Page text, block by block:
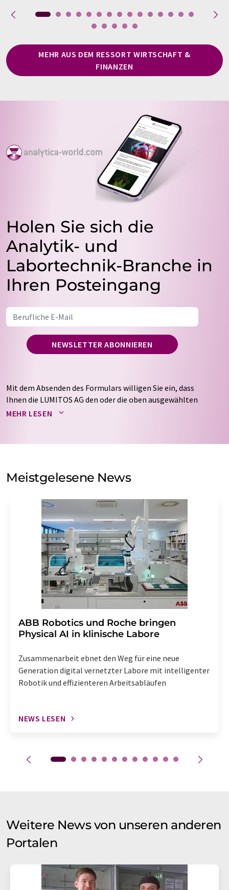
MEHR AUS DEM RESSORT WIRTSCHAFT &
FINANZEN
Holen Sie sich die
Analytik- und
Labortechnik-Branche in
Ihren Posteingang
NEWSLETTER ABONNIEREN
Mit dem Absenden des Formulars willigen Sie ein, dass
Ihnen die LUMITOS AG den oder die oben ausgewählten
Newsletter per E-Mail zusendet. Ihre Daten werden
auf Basis unsererDatenschutzerklärung. LUMITOS darf
Meinungsforschung per E-Mail kontaktieren. Ihre
Einwilligung können Sie jederzeit ohne Angabe von
Str. 2, 12489 Berlin oder per E-Mail unter
widerruf@lumitos.commit Wirkung für die Zukunft
widerrufen. Zudem ist in jeder E-Mail ein Link zur
Abbestellung des entsprechenden Newsletters
enthalten.
MEHR LESEN
Meistgelesene News
​​​​​​​ABB Robotics und Roche bringen
Physical AI in klinische Labore
Zusammenarbeit ebnet den Weg für eine neue
Generation digital vernetzter Labore mit intelligenter
Robotik und effizienteren Arbeitsabläufen
NEWS LESEN
Weitere News von unseren anderen
Portalen